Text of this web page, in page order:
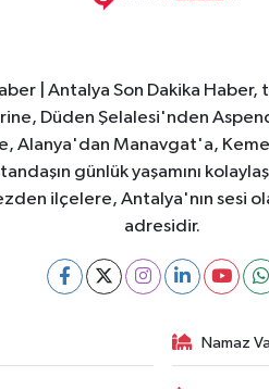
| Antalya Son Dakika Haber,
Düden Şelalesi'nden
Alanya'dan Manavgat'a,
günlük yaşamını
ilçelere, Antalya'nın sesi
adresidir.
Namaz